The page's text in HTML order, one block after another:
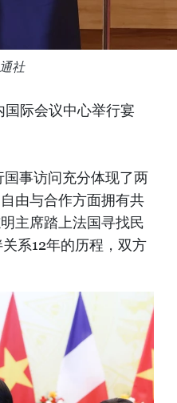
社
际会议中心举行宴
事访问充分体现了两
由与合作方面拥有共
主席踏上法国寻找民
系12年的历程，双方